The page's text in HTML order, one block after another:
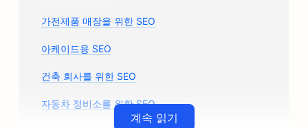
가전제품 매장을 위한 SEO
아케이드용 SEO
건축 회사를 위한 SEO
자동차 정비소를 위한 SEO
계속 읽기